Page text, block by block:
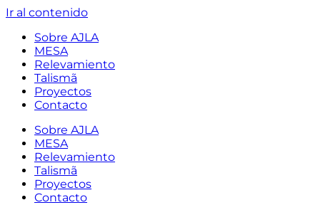
Ir al contenido
Sobre AJLA
MESA
Relevamiento
Talismã
Proyectos
Contacto
Sobre AJLA
MESA
Relevamiento
Talismã
Proyectos
Contacto